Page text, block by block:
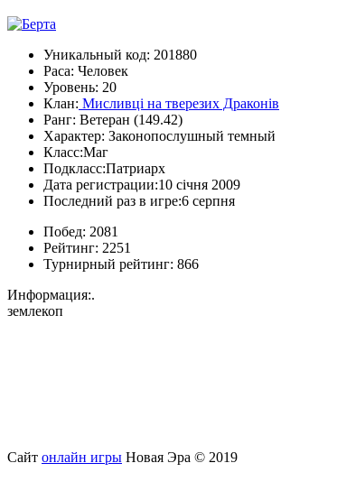
Уникальный код: 201880
Раса: Человек
Уровень: 20
Клан: Мисливці на тверезих Драконів
Ранг: Ветеран (149.42)
Характер: Законопослушный темный
Класс:Маг
Подкласс:Патриарх
Дата регистрации:10 січня 2009
Последний раз в игре:6 серпня
Побед: 2081
Рейтинг: 2251
Турнирный рейтинг: 866
Информация:.
землекоп
Сайт онлайн игры Новая Эра © 2019